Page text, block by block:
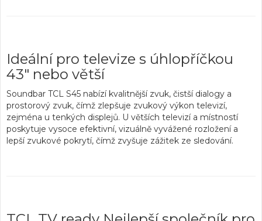
Ideální pro televize s úhlopříčkou
43" nebo větší
Soundbar TCL S45 nabízí kvalitnější zvuk, čistší dialogy a
prostorový zvuk, čímž zlepšuje zvukový výkon televizí,
zejména u tenkých displejů. U větších televizí a místností
poskytuje vysoce efektivní, vizuálně vyvážené rozložení a
lepší zvukové pokrytí, čímž zvyšuje zážitek ze sledování.